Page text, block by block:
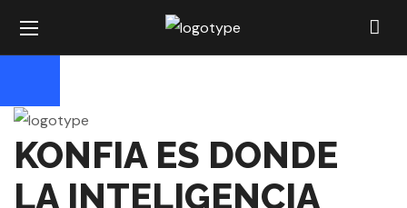
KONFIA ES DONDE
LA INTELIGENCIA